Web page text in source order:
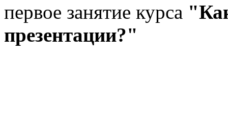
первое занятие курса
презентации?"